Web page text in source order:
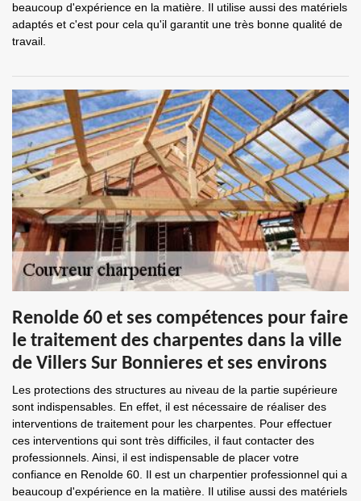
beaucoup d'expérience en la matière. Il utilise aussi des matériels
adaptés et c'est pour cela qu'il garantit une très bonne qualité de
travail.
Renolde 60 et ses compétences pour faire
le traitement des charpentes dans la ville
de Villers Sur Bonnieres et ses environs
Les protections des structures au niveau de la partie supérieure
sont indispensables. En effet, il est nécessaire de réaliser des
interventions de traitement pour les charpentes. Pour effectuer
ces interventions qui sont très difficiles, il faut contacter des
professionnels. Ainsi, il est indispensable de placer votre
confiance en Renolde 60. Il est un charpentier professionnel qui a
beaucoup d'expérience en la matière. Il utilise aussi des matériels